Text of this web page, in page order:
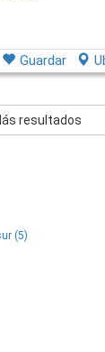
Guardar
resultados
(5)